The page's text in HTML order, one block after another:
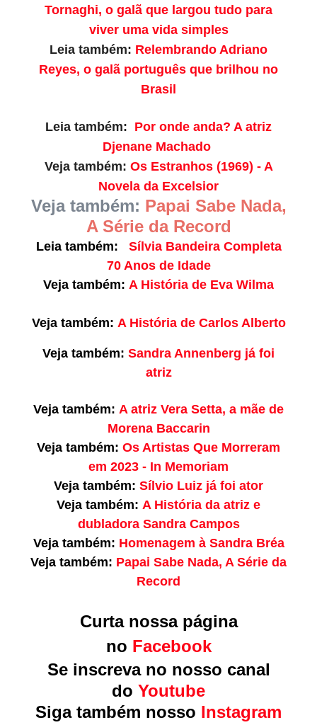
Tornaghi, o galã que largou tudo para
viver uma vida simples
Leia também: Relembrando Adriano
Reyes, o galã português que brilhou no
Brasil
Leia também: Por onde anda? A atriz
Djenane Machado
Veja também: Os Estranhos (1969) - A
Novela da Excelsior
Veja também: Papai Sabe Nada,
A Série da Record
Leia também: Sílvia Bandeira Completa
70 Anos de Idade
Veja também: A História de Eva Wilma
Veja também: A História de Carlos Alberto
Veja também: Sandra Annenberg já foi
atriz
Veja também: A atriz Vera Setta, a mãe de
Morena Baccarin
Veja também: Os Artistas Que Morreram
em 2023 - In Memoriam
Veja também: Sílvio Luiz já foi ator
Veja também: A História da atriz e
dubladora Sandra Campos
Veja também: Homenagem à Sandra Bréa
Veja também: Papai Sabe Nada, A Série da
Record
Curta nossa página
no Facebook
Se inscreva no nosso canal
do Youtube
Siga também nosso Instagram